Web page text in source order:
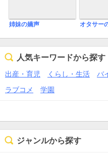
姉妹の嬌声
人気キーワードから探す
出産・育児 くらし・生活 バ
ラブコメ
学園
ジャンルから探す